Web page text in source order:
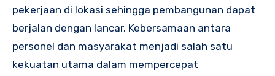
pekerjaan di lokasi sehingga pembangunan dapat
berjalan dengan lancar. Kebersamaan antara
personel dan masyarakat menjadi salah satu
kekuatan utama dalam mempercepat